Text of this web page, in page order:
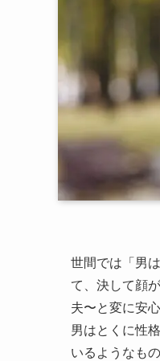
世間では「男
て、決して顔
夫〜と変に安
男はとくに性
いるようなも